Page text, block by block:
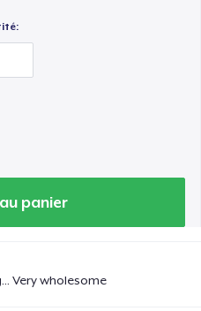
panier
Very wholesome